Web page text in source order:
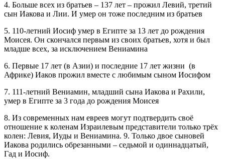
4. Больше всех из братьев – 137 лет – прожил Левий, третий
сын Иакова и Лии. И умер он тоже последним из братьев
5. 110-летний Иосиф умер в Египте за 13 лет до рождения
Моисея. Он скончался первым из своих братьев, хотя и был
младше всех, за исключением Вениамина
6. Первые 17 лет (в Азии) и последние 17 лет жизни (в
Африке) Иаков прожил вместе с любимым сыном Иосифом
7. 111-летний Вениамин, младший сына Иакова и Рахили,
умер в Египте за 3 года до рождения Моисея
8. Из современных нам евреев могут подтвердить своё
отношение к коленам Израилевым представители только трёх
колен: Левия, Иуды и Вениамина. 9. Только двое сыновей
Иакова родились обрезанными – седьмой и одиннадцатый,
Гад и Иосиф.